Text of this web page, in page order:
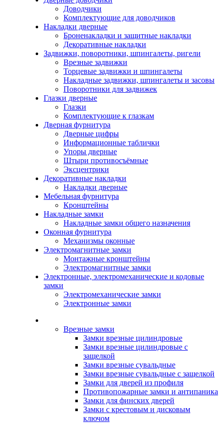
Доводчики
Комплектующие для доводчиков
Накладки дверные
Броненакладки и защитные накладки
Декоративные накладки
Задвижки, поворотники, шпингалеты, ригели
Врезные задвижки
Торцевые задвижки и шпингалеты
Накладные задвижки, шпингалеты и засовы
Поворотники для задвижек
Глазки дверные
Глазки
Комплектующие к глазкам
Дверная фурнитура
Дверные цифры
Информационные таблички
Упоры дверные
Штыри противосъёмные
Эксцентрики
Декоративные накладки
Накладки дверные
Мебельная фурнитура
Кронштейны
Накладные замки
Накладные замки общего назначения
Оконная фурнитура
Механизмы оконные
Электромагнитные замки
Монтажные кронштейны
Электромагнитные замки
Электронные, электромеханические и кодовые
замки
Электромеханические замки
Электронные замки
Врезные замки
Замки врезные цилиндровые
Замки врезные цилиндровые с
защелкой
Замки врезные сувальдные
Замки врезные сувальдные с защелкой
Замки для дверей из профиля
Противопожарные замки и антипаника
Замки для финских дверей
Замки с крестовым и дисковым
ключом